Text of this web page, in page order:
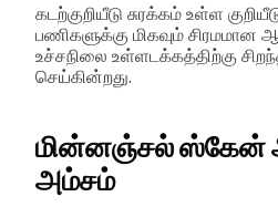
கடற்குறியீடு சுரக்கம் உள்ள
பணிகளுக்கு மிகவும்
உச்சநிலை உள்ளடக்கத்திற்கு
செய்கின்றது.
மின்னஞ்சல் ஸ்கேன்
அம்சம்